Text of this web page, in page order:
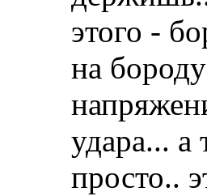
этого -
на
удара... а
просто..